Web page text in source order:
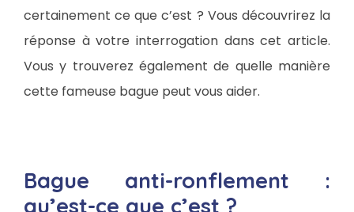
certainement ce que c’est ? Vous découvrirez la
réponse à votre interrogation dans cet article.
Vous y trouverez également de quelle manière
cette fameuse bague peut vous aider.
Bague anti-ronflement :
qu’est-ce que c’est ?